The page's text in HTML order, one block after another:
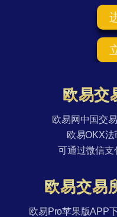
欧易交
欧易网中国交
欧易OKX法
可通过微信支
欧易交易
欧易Pro苹果版APP